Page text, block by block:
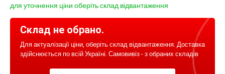
для уточнення ціни оберіть склад відвантаження
Склад не обрано.
Для актуалізації ціни, оберіть склад відвантаження. Доставка
здійснюється по всій Україні. Самовивіз - з обраних складів